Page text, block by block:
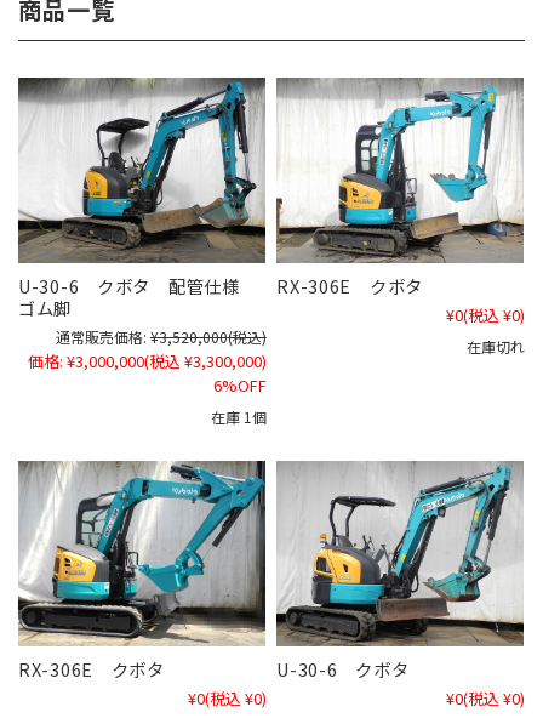
商品一覧
U-30-6 クボタ 配管仕様
ゴム脚
通常販売価格: ¥3,520,000(税込)
価格: ¥3,000,000(税込 ¥3,300,000)
6%OFF
在庫 1個
RX-306E クボタ
¥0(税込 ¥0)
在庫切れ
RX-306E クボタ
¥0(税込 ¥0)
U-30-6 クボタ
¥0(税込 ¥0)